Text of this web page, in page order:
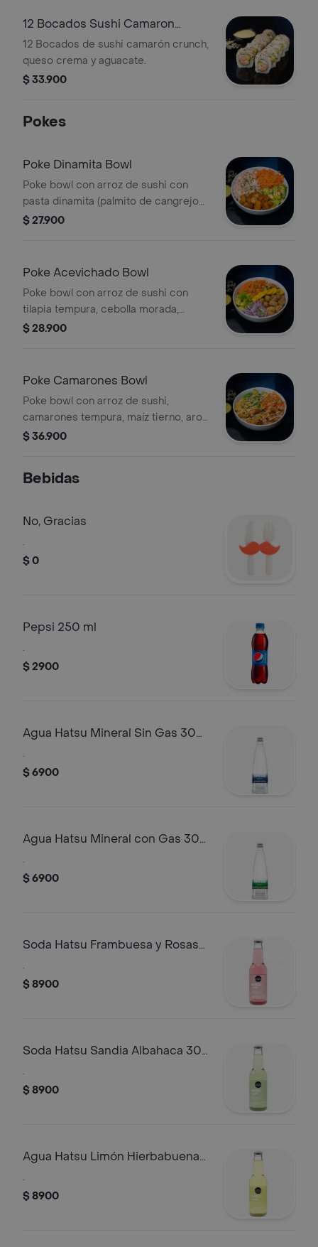
12 Bocados Sushi Camaron
Fresco
12 Bocados de sushi camarón crunch,
queso crema y aguacate.
$ 33.900
Pokes
Poke Dinamita Bowl
Poke bowl con arroz de sushi con
pasta dinamita (palmito de cangrejo
con mayonesa), aguacate, plátano
$ 27.900
Poke Acevichado Bowl
Poke bowl con arroz de sushi con
tilapia tempura, cebolla morada,
monedas de plátano verde, maíz
$ 28.900
Poke Camarones Bowl
Poke bowl con arroz de sushi,
camarones tempura, maíz tierno, aros
de cebolla, aguacate, zanahoria,
$ 36.900
Bebidas
No, Gracias
.
$ 0
Pepsi 250 ml
.
$ 2900
Agua Hatsu Mineral Sin Gas 300
.
$ 6900
Agua Hatsu Mineral con Gas 300
.
$ 6900
Soda Hatsu Frambuesa y Rosas
.
$ 8900
Soda Hatsu Sandia Albahaca 300
.
$ 8900
Agua Hatsu Limón Hierbabuena
.
$ 8900